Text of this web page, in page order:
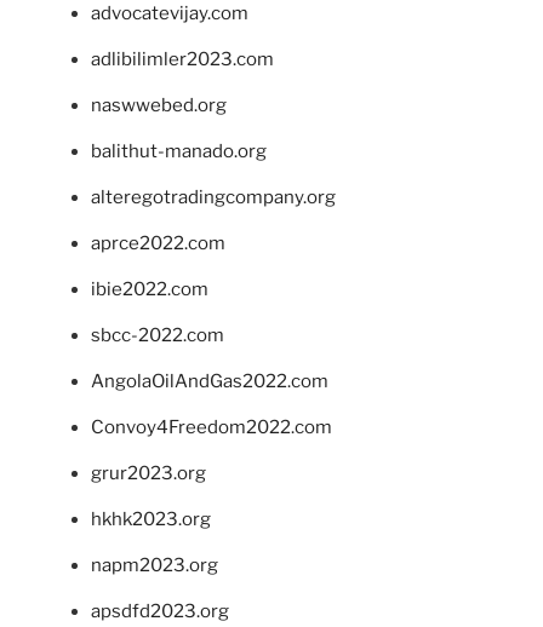
advocatevijay.com
adlibilimler2023.com
naswwebed.org
balithut-manado.org
alteregotradingcompany.org
aprce2022.com
ibie2022.com
sbcc-2022.com
AngolaOilAndGas2022.com
Convoy4Freedom2022.com
grur2023.org
hkhk2023.org
napm2023.org
apsdfd2023.org